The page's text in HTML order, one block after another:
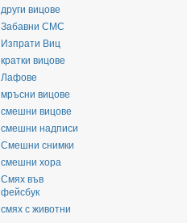
други вицове
Забавни СМС
Изпрати Виц
кратки вицове
Лафове
мръсни вицове
смешни вицове
смешни надписи
Смешни снимки
смешни хора
Смях във
фейсбук
смях с животни